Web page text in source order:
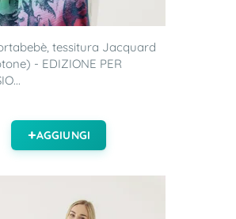
tessitura Jacquard
- EDIZIONE PER
AGGIUNGI